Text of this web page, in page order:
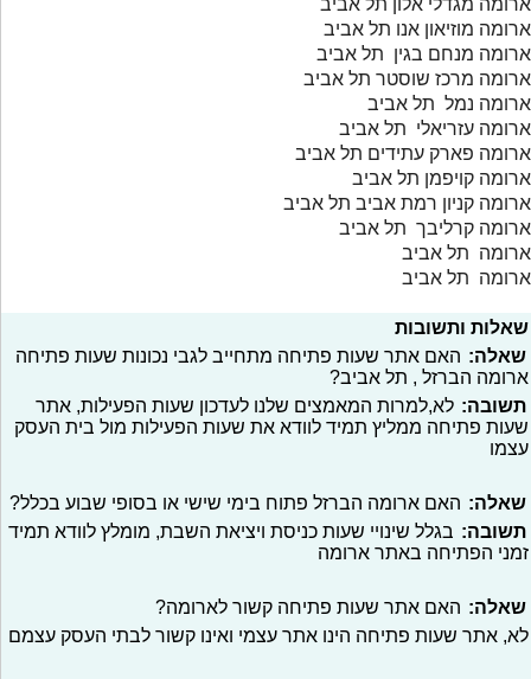
ארומה מגדלי אלון תל אביב
ארומה מוזיאון אנו תל אביב
ארומה מנחם בגין תל אביב
ארומה מרכז שוסטר תל אביב
ארומה נמל תל אביב
ארומה עזריאלי תל אביב
ארומה פארק עתידים תל אביב
ארומה קויפמן תל אביב
ארומה קניון רמת אביב תל אביב
ארומה קרליבך תל אביב
ארומה תל אביב
ארומה תל אביב
שאלות ותשובות
שאלה: האם אתר שעות פתיחה מתחייב לגבי נכונות שעות פתיחה
ארומה הברזל , תל אביב?
תשובה: לא,למרות המאמצים שלנו לעדכון שעות הפעילות, אתר
שעות פתיחה ממליץ תמיד לוודא את שעות הפעילות מול בית העסק
עצמו
שאלה: האם ארומה הברזל פתוח בימי שישי או בסופי שבוע בכלל?
תשובה: בגלל שינויי שעות כניסת ויציאת השבת, מומלץ לוודא תמיד
זמני הפתיחה באתר ארומה
שאלה: האם אתר שעות פתיחה קשור לארומה?
לא, אתר שעות פתיחה הינו אתר עצמי ואינו קשור לבתי העסק עצמם